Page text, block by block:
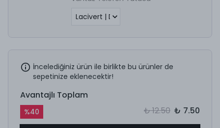
İncelediğiniz ürün ile birlikte bu ürünler de
sepetinize eklenecektir!
Avantajlı Toplam
%40 ₺ 12.50 ₺ 7.50